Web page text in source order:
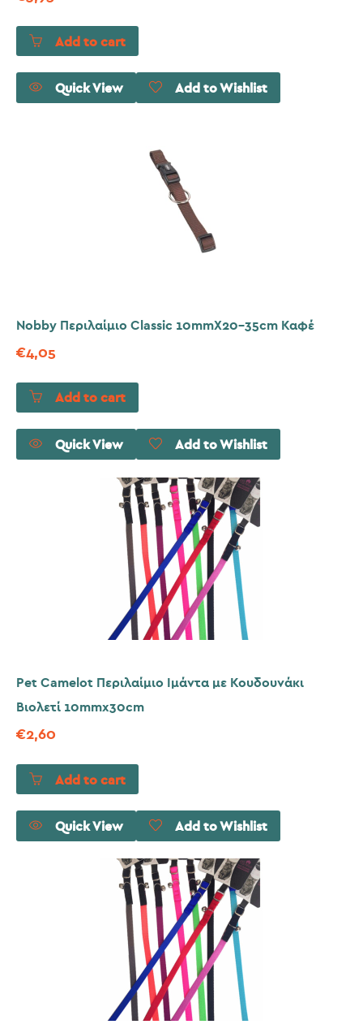
Add to cart
Quick View Add to Wishlist
Nobby Περιλαίμιο Classic 10mmX20-35cm Καφέ
€4,05
Add to cart
Quick View Add to Wishlist
Pet Camelot Περιλαίμιο Ιμάντα με Κουδουνάκι
Βιολετί 10mmx30cm
€2,60
Add to cart
Quick View Add to Wishlist